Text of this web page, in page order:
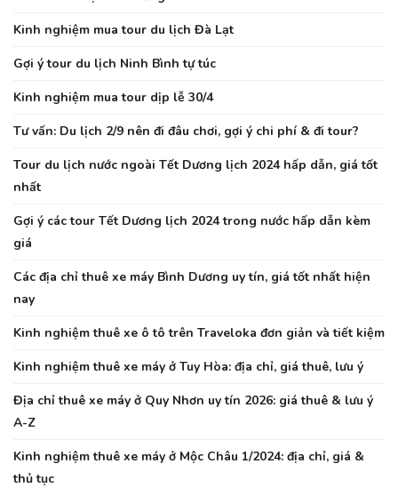
Kinh nghiệm mua tour du lịch Đà Lạt
Gợi ý tour du lịch Ninh Bình tự túc
Kinh nghiệm mua tour dịp lễ 30/4
Tư vấn: Du lịch 2/9 nên đi đâu chơi, gợi ý chi phí & đi tour?
Tour du lịch nước ngoài Tết Dương lịch 2024 hấp dẫn, giá tốt
nhất
Gợi ý các tour Tết Dương lịch 2024 trong nước hấp dẫn kèm
giá
Các địa chỉ thuê xe máy Bình Dương uy tín, giá tốt nhất hiện
nay
Kinh nghiệm thuê xe ô tô trên Traveloka đơn giản và tiết kiệm
Kinh nghiệm thuê xe máy ở Tuy Hòa: địa chỉ, giá thuê, lưu ý
Địa chỉ thuê xe máy ở Quy Nhơn uy tín 2026: giá thuê & lưu ý
A-Z
Kinh nghiệm thuê xe máy ở Mộc Châu 1/2024: địa chỉ, giá &
thủ tục